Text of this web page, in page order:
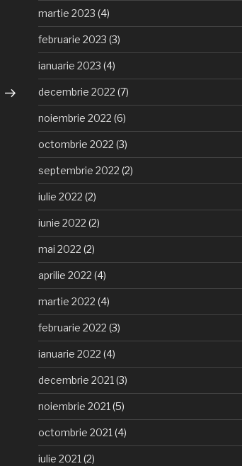
următor
martie 2023 (4)
februarie 2023 (3)
ianuarie 2023 (4)
decembrie 2022 (7)
noiembrie 2022 (6)
octombrie 2022 (3)
septembrie 2022 (2)
iulie 2022 (2)
iunie 2022 (2)
mai 2022 (2)
aprilie 2022 (4)
martie 2022 (4)
februarie 2022 (3)
ianuarie 2022 (4)
decembrie 2021 (3)
noiembrie 2021 (5)
octombrie 2021 (4)
iulie 2021 (2)